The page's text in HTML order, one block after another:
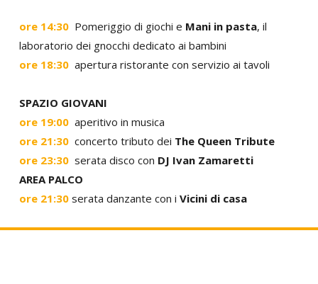
ore 14:30 Pomeriggio di giochi e Mani in pasta, il
laboratorio dei gnocchi dedicato ai bambini
ore 18:30 apertura ristorante con servizio ai tavoli
SPAZIO GIOVANI
ore 19:00aperitivo in musica
ore 21:30 concerto tributo dei The Queen Tribute
ore 23:30 serata disco con DJ Ivan Zamaretti
AREA PALCO
ore 21:30serata danzante con i Vicini di casa